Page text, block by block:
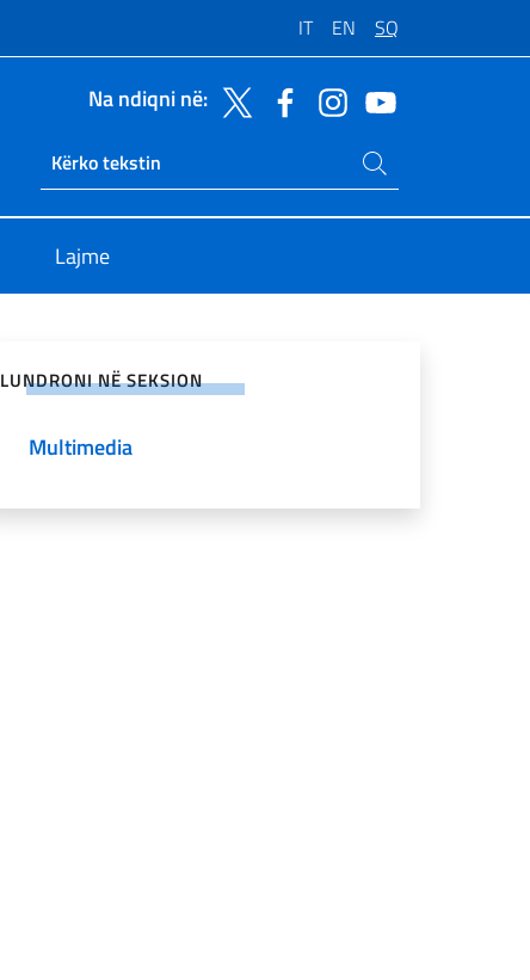
IT EN SQ
Na ndiqni në:
Ricerca sito live
Kerko ne faqe
Lajme
LUNDRONI NË SEKSION
Multimedia